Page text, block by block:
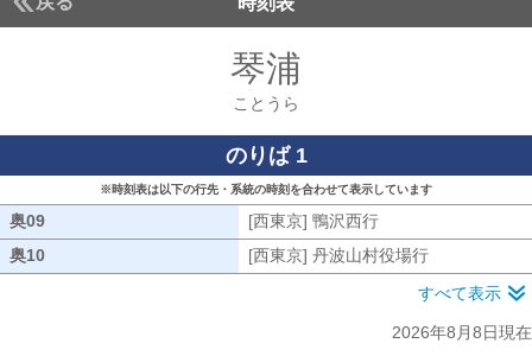
琴浦
ことうら
のりば 1
※時刻表は以下の行先・系統の時刻を合わせて表示しています
奥09 [西東京] 鴨沢西行
奥10
[西東京] 丹波山村役場行
すべて表示
2026年8月8日現在